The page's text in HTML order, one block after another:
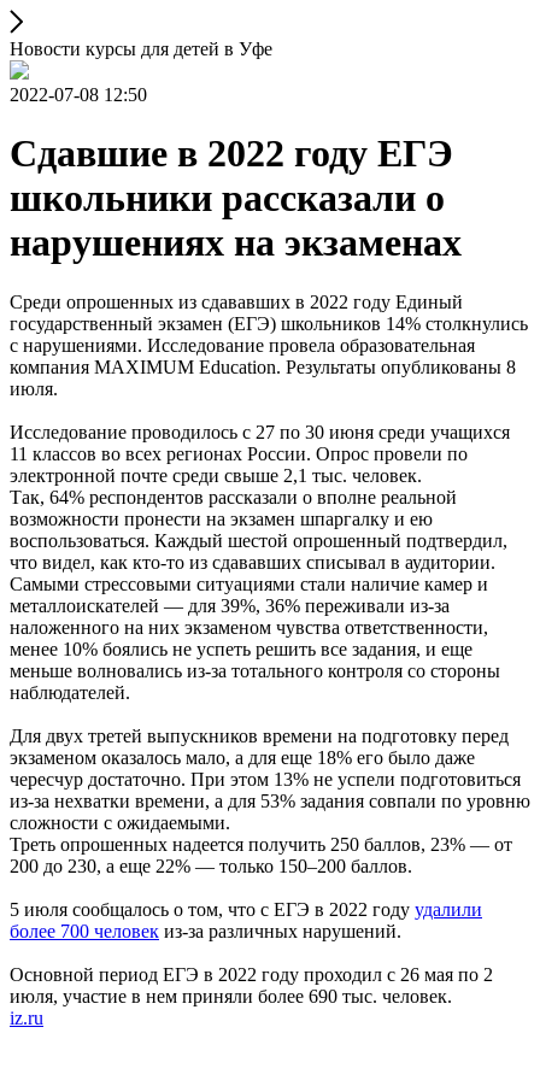
Новости курсы для детей в Уфе
2022-07-08 12:50
Сдавшие в 2022 году ЕГЭ
школьники рассказали о
нарушениях на экзаменах
Среди опрошенных из сдававших в 2022 году Единый
государственный экзамен (ЕГЭ) школьников 14% столкнулись
с нарушениями. Исследование провела образовательная
компания MAXIMUM Education. Результаты опубликованы 8
июля.
Исследование проводилось с 27 по 30 июня среди учащихся
11 классов во всех регионах России. Опрос провели по
электронной почте среди свыше 2,1 тыс. человек.
Так, 64% респондентов рассказали о вполне реальной
возможности пронести на экзамен шпаргалку и ею
воспользоваться. Каждый шестой опрошенный подтвердил,
что видел, как кто-то из сдававших списывал в аудитории.
Самыми стрессовыми ситуациями стали наличие камер и
металлоискателей — для 39%, 36% переживали из-за
наложенного на них экзаменом чувства ответственности,
менее 10% боялись не успеть решить все задания, и еще
меньше волновались из-за тотального контроля со стороны
наблюдателей.
Для двух третей выпускников времени на подготовку перед
экзаменом оказалось мало, а для еще 18% его было даже
чересчур достаточно. При этом 13% не успели подготовиться
из-за нехватки времени, а для 53% задания совпали по уровню
сложности с ожидаемыми.
Треть опрошенных надеется получить 250 баллов, 23% — от
200 до 230, а еще 22% — только 150–200 баллов.
5 июля сообщалось о том, что с ЕГЭ в 2022 году удалили
более 700 человек из-за различных нарушений.
Основной период ЕГЭ в 2022 году проходил с 26 мая по 2
июля, участие в нем приняли более 690 тыс. человек.
iz.ru